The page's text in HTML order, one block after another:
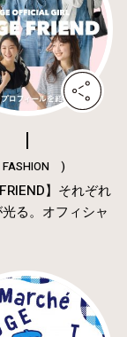
)
FRIEND】それぞれ
光る。オフィシャ